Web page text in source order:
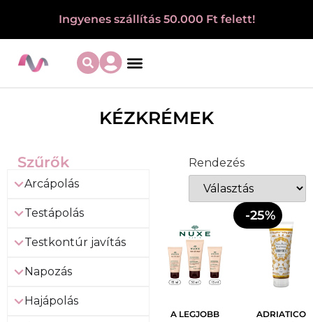
Ingyenes szállítás 50.000 Ft felett!
KÉZKRÉMEK
Szűrők
Arcápolás
Testápolás
Testkontúr javítás
Napozás
Hajápolás
Rendezés
-25%
A LEGJOBB
ADRIATICO